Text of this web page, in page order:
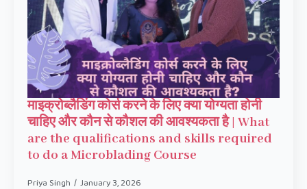
माइक्रोब्लैडिंग कोर्स करने के लिए क्या योग्यता होनी
चाहिए और कौन से कौशल की आवश्यकता है | What
are the qualifications and skills required
to do a Microblading Course
Priya Singh January 3, 2026